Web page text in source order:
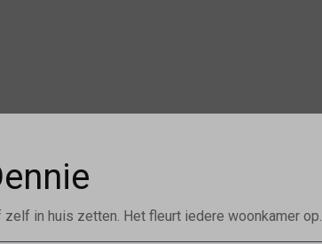
in huis zetten. Het fleurt iedere woonkamer op.